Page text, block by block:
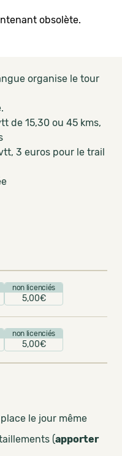
obsolète.
organise le tour
de 15,30 ou 45 kms,
3 euros pour le trail
non licenciés
5,00€
non licenciés
5,00€
le jour même
(apporter